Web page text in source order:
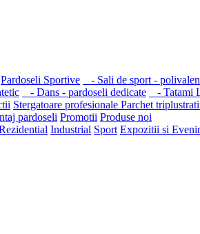
Pardoseli Sportive - Sali de sport -
- Dans - pardoseli dedicate - Tatami
Stergatoare profesionale Parchet
pardoseli Promotii Produse noi
Industrial Sport Expozitii si